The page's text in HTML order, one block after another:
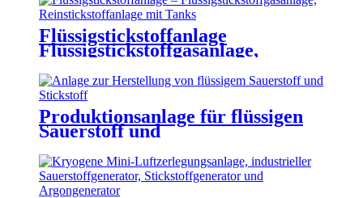
Flüssigstickstoffanlage
Flüssigstickstoffgasanlage,
Reinstickstoffanlage mit Tanks
Produktionsanlage für flüssigen
Sauerstoff und
Sauerstoff